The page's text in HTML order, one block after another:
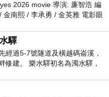
2026 movie 導演: 廉智浩 編
金南熙 / 李承勇 / 金英雅 電影眼
徐珍因遺
驛
經過5-7號隧道及橫越碼崙溪，
修建。 樂水驛初名為濁水驛，
車站同名，於1953